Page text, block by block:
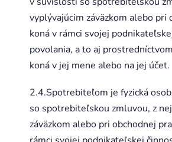
vyplývajúcim záväzkom alebo pri
koná v rámci svojej
povolania, a to aj
koná v jej mene alebo na jej účet.
2.4.Spotrebiteľom je fyzická
so spotrebiteľskou zmluvou, z
záväzkom alebo pri obchodnej